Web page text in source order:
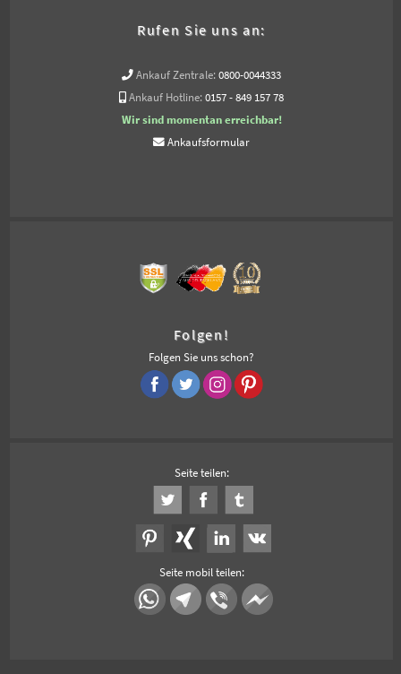
Rufen Sie uns an:
Ankauf Zentrale: 0800-0044333
Ankauf Hotline: 0157 - 849 157 78
Wir sind momentan erreichbar!
Ankaufsformular
Folgen!
Folgen Sie uns schon?
Seite teilen:
Seite mobil teilen: